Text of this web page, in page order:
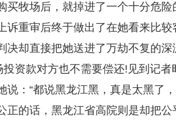
买牧场后，就掉进了一个十分危险
诉重审后终于做出了在她看来比较
决却直接把她送进了万劫不复的深
资款对方也不需要偿还!见到记者
：“都说黑龙江黑，真是太黑了
正的话，黑龙江省高院则是却把公